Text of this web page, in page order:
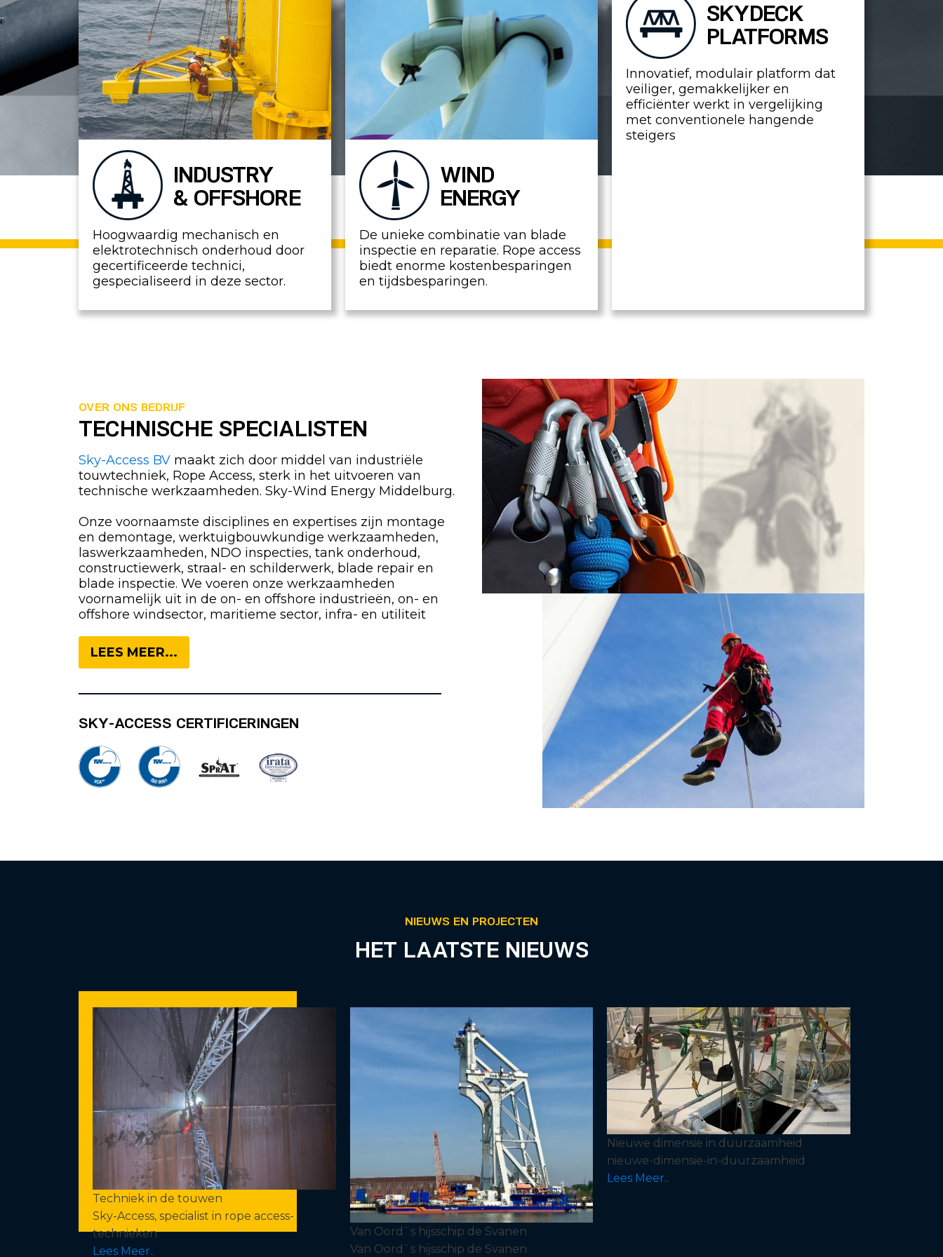
INDUSTRY
& OFFSHORE
Hoogwaardig mechanisch en
elektrotechnisch onderhoud door
gecertificeerde technici,
gespecialiseerd in deze sector.
WIND
ENERGY
De unieke combinatie van blade
inspectie en reparatie. Rope access
biedt enorme kostenbesparingen
en tijdsbesparingen.
SKYDECK
PLATFORMS
Innovatief, modulair platform dat
veiliger, gemakkelijker en
efficiënter werkt in vergelijking
met conventionele hangende
steigers
OVER ONS BEDRIJF
TECHNISCHE SPECIALISTEN
Sky-Access BV maakt zich door middel van industriële
touwtechniek, Rope Access, sterk in het uitvoeren van
technische werkzaamheden. Sky-Wind Energy Middelburg.
Onze voornaamste disciplines en expertises zijn montage
en demontage, werktuigbouwkundige werkzaamheden,
laswerkzaamheden, NDO inspecties, tank onderhoud,
constructiewerk, straal- en schilderwerk, blade repair en
blade inspectie. We voeren onze werkzaamheden
voornamelijk uit in de on- en offshore industrieën, on- en
offshore windsector, maritieme sector, infra- en utiliteit
LEES MEER...
SKY-ACCESS CERTIFICERINGEN
NIEUWS EN PROJECTEN
HET LAATSTE NIEUWS
Techniek in de touwen
Sky-Access, specialist in rope access-
technieken
Lees Meer..
Van Oord`s hijsschip de Svanen
Van Oord`s hijsschip de Svanen
Nieuwe dimensie in duurzaamheid
nieuwe-dimensie-in-duurzaamheid
Lees Meer..